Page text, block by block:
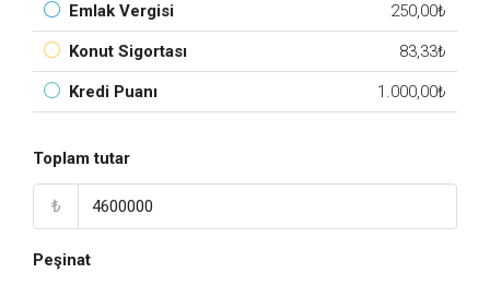
Emlak Vergisi 250,00₺
Konut Sigortası 83,33₺
Kredi Puanı 1.000,00₺
Toplam tutar
₺
Peşinat